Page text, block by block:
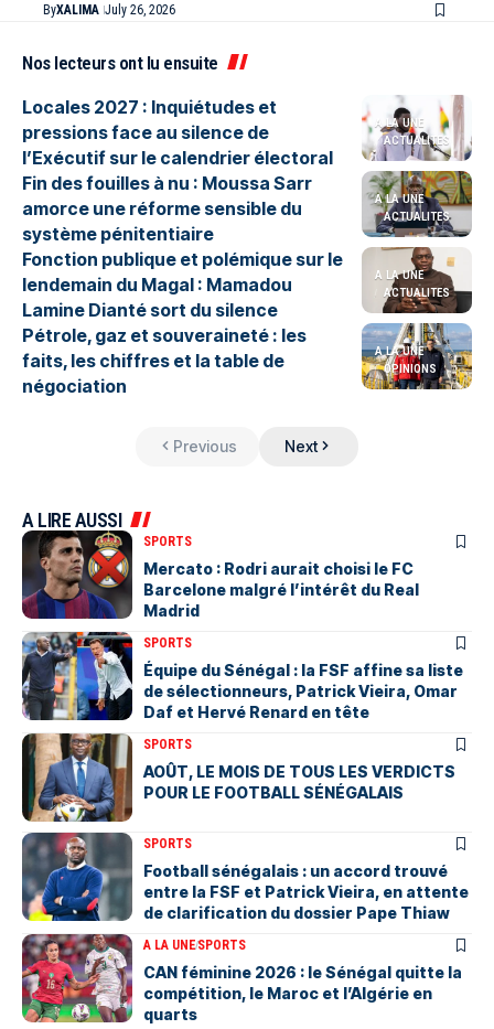
ByXALIMA July 26, 2026
Nos lecteurs ont lu ensuite
A LA UNE
ACTUALITES
Locales 2027 : Inquiétudes et
pressions face au silence de
l’Exécutif sur le calendrier électoral
A LA UNE
ACTUALITES
Fin des fouilles à nu : Moussa Sarr
amorce une réforme sensible du
système pénitentiaire
A LA UNE
ACTUALITES
Fonction publique et polémique sur le
lendemain du Magal : Mamadou
Lamine Dianté sort du silence
A LA UNE
OPINIONS
Pétrole, gaz et souveraineté : les
faits, les chiffres et la table de
négociation
Previous Next
A LIRE AUSSI
SPORTS
Mercato : Rodri aurait choisi le FC
Barcelone malgré l’intérêt du Real
Madrid
SPORTS
Équipe du Sénégal : la FSF affine sa liste
de sélectionneurs, Patrick Vieira, Omar
Daf et Hervé Renard en tête
SPORTS
AOÛT, LE MOIS DE TOUS LES VERDICTS
POUR LE FOOTBALL SÉNÉGALAIS
SPORTS
Football sénégalais : un accord trouvé
entre la FSF et Patrick Vieira, en attente
de clarification du dossier Pape Thiaw
A LA UNESPORTS
‎CAN féminine 2026 : le Sénégal quitte la
compétition, le Maroc et l’Algérie en
quarts